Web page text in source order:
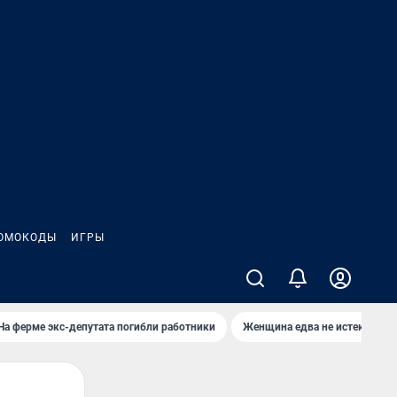
ИГРЫ
ферме экс-депутата погибли работники Женщина едва не истекла